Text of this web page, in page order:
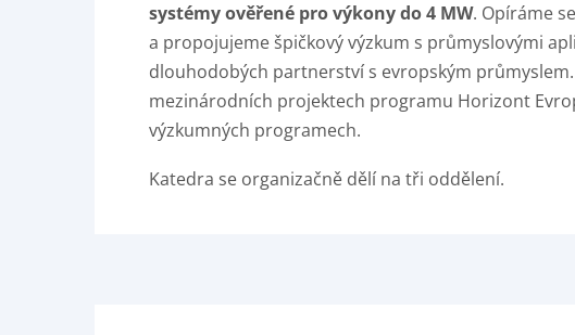
systémy ověřené pro výkony do 4 MW. Opíráme
a propojujeme špičkový výzkum s průmyslovými
dlouhodobých partnerství s evropským
mezinárodních projektech programu Horizont
výzkumných programech.
Katedra se organizačně dělí na tři oddělení.